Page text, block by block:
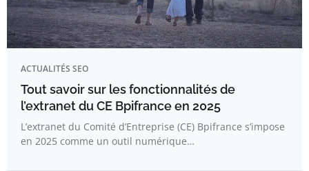
ACTUALITÉS SEO
Tout savoir sur les fonctionnalités de
l’extranet du CE Bpifrance en 2025
L’extranet du Comité d’Entreprise (CE) Bpifrance s’impose
en 2025 comme un outil numérique…